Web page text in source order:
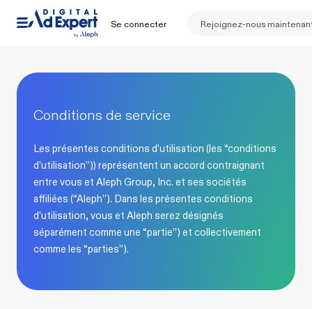
Se connecter Rejoignez-nous
Conditions de service
Les présentes conditions d’utilisation (les “conditions
d’utilisation”)) représentent un accord contraignant
entre vous et Aleph Group, Inc. et ses sociétés
affiliées (“Aleph”). Dans les présentes conditions
d’utilisation, vous et Aleph serez désignés
séparément comme une “partie”) et collectivement
comme les “parties”).